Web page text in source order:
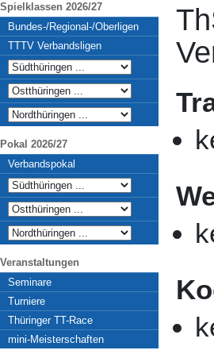
Spielklassen 2026/27
Bundes-/Regional-/Oberligen
TTTV Verbandsligen
Pokal 2026/27
Verbandspokal
Veranstaltungen
Seminare
Turniere
Thüringer TT-Race
mini-Meisterschaften